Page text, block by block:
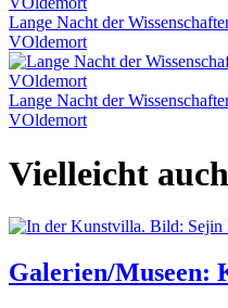
Lange Nacht der
VOldemort
Lange Nacht der
VOldemort
Vielleicht
Galerien/Museen: